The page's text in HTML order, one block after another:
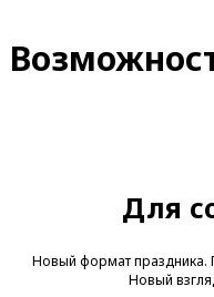
Для
Новый формат праздника.
Новый